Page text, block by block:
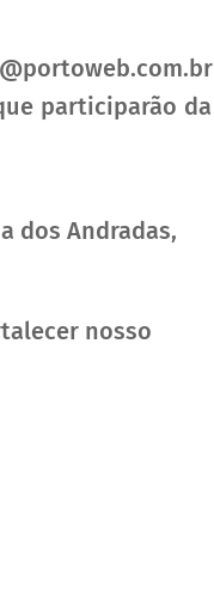
participarão da
dos Andradas,
nosso